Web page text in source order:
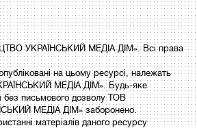
УКРАЇНСЬКИЙ МЕДІА ДІМ». Всі права
на цьому ресурсі, належать
МЕДІА ДІМ». Будь-яке
без письмового дозволу ТОВ
МЕДІА ДІМ» заборонено.
матеріалів даного ресурсу